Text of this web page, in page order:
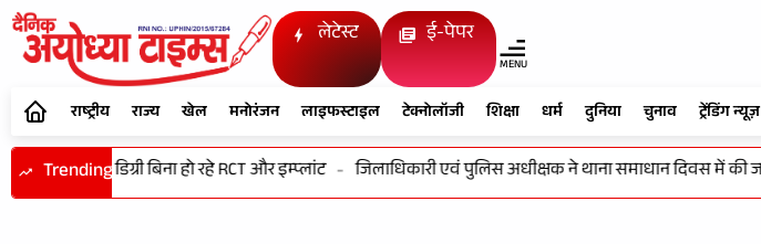
लेटेस्ट ई-पेपर
MENU
राष्ट्रीय राज्य खेल मनोरंजन लाइफस्टाइल टेक्नोलॉजी शिक्षा धर्म दुनिया चुनाव ट्रेंडिंग न्यूज़
Trending
डिग्री बिना हो रहे RCT और इम्प्लांट - जिलाधिकारी एवं पुलिस अधीक्षक ने थाना समाधान दिवस में की